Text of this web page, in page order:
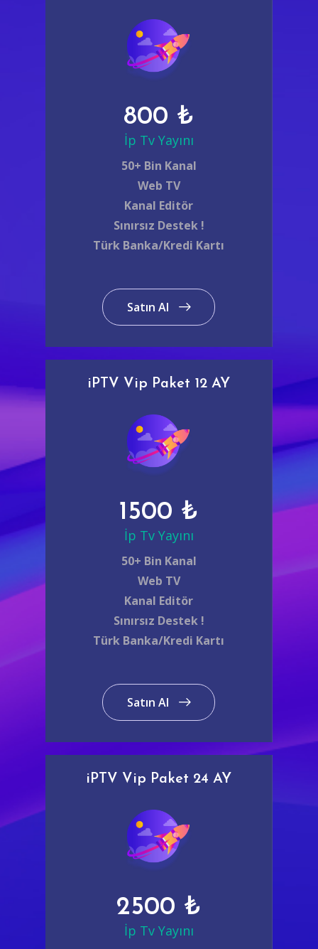
800 ₺
İp Tv Yayını
50+ Bin Kanal
Web TV
Kanal Editör
Sınırsız Destek !
Türk Banka/Kredi Kartı
Satın Al
iPTV Vip Paket 12 AY
1500 ₺
İp Tv Yayını
50+ Bin Kanal
Web TV
Kanal Editör
Sınırsız Destek !
Türk Banka/Kredi Kartı
Satın Al
iPTV Vip Paket 24 AY
2500 ₺
İp Tv Yayını